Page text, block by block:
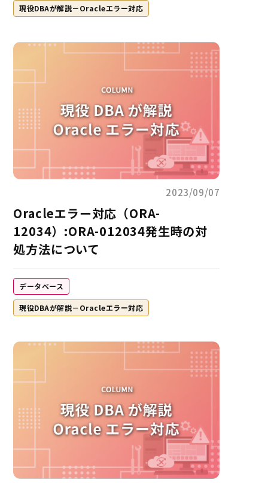
現役DBAが解説－Oracleエラー対応
2023/09/07
Oracleエラー対応（ORA-
12034）:ORA-012034発生時の対
処方法について
データベース
現役DBAが解説－Oracleエラー対応